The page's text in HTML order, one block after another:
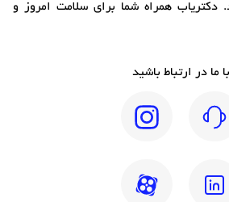
دکتریاب همراه شما برای سلامت امروز و
با ما در ارتباط باشید